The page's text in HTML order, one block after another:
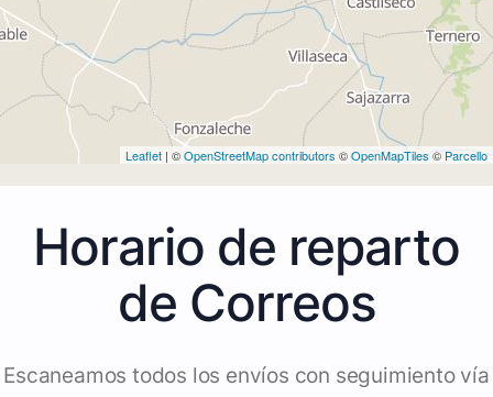
Leaflet | ©OpenStreetMap contributors ©OpenMapTiles © Parcello
Horario de reparto
de Correos
Escaneamos todos los envíos con seguimiento vía